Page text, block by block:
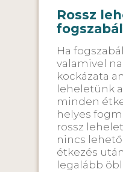
Rossz
Ha
valamivel
kockázata
leheletünk
minden
helyes
rossz
nincs
étkezés
legalább